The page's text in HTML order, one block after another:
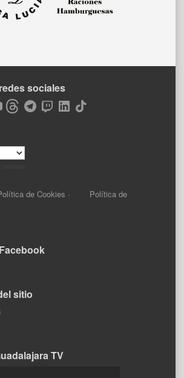
sociales
ThreadsTelegramTwitchLinkedIn
TikTok
de Cookies · Política de
sitio
TV